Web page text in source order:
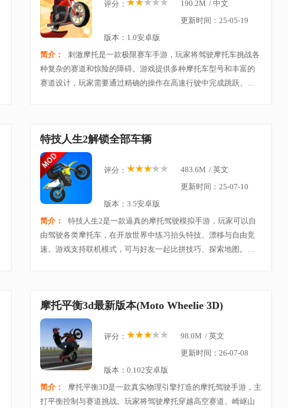
评分： 190.2M / 中文
更新时间：25-05-19
版本：1.0安卓版
简介：
刺激摩托是一款极限赛车手游，玩家将驾驶摩托车挑战各
种复杂的赛道和惊险的障碍。游戏提供多种摩托车型号和丰富的
赛道设计，玩家需要通过精确的操作在高速行驶中完成跳跃、漂
特技人生2解锁全部车辆
评分： 483.6M / 英文
更新时间：25-07-10
版本：3.5安卓版
简介：
特技人生2是一款逼真的摩托驾驶模拟手游，玩家可以自
由驾驶各类摩托车，在开放世界中练习抬头特技、漂移与自由竞
速。游戏支持联机模式，可与好友一起比拼技巧、探索地图。高
摩托平衡3d最新版本(Moto Wheelie 3D)
评分： 98.0M / 英文
更新时间：26-07-08
版本：0.102安卓版
简介：
摩托平衡3D是一款真实物理引擎打造的摩托驾驶手游，主
打平衡控制与赛道挑战。玩家将驾驶摩托穿越高空赛道、崎岖山